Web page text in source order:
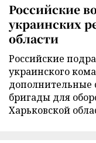
Российские
украинских
области
Российские
украинского
дополнительные
бригады для
Харьковской